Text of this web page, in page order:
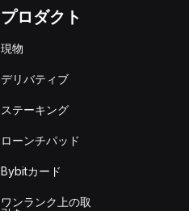
プロダクト
現物
デリバティブ
ステーキング
ローンチパッド
Bybitカード
ワンランク上の取